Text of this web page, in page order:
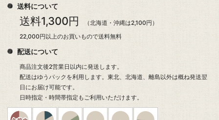
送料について
送料1,300円
（北海道・沖縄は2,100円）
22,000円以上のお買いもので送料無料
配送について
商品注文後2営業日以内に発送します。
配送はゆうパックを利用します。東北、北海道、離島以外は概ね発送翌
日にお届け可能です。
日時指定・時間帯指定もご利用いただけます。